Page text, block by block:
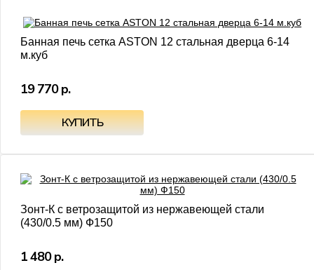
Банная печь сетка ASTON 12 стальная дверца 6-14
м.куб
19 770 р.
Зонт-К с ветрозащитой из нержавеющей стали
(430/0.5 мм) Ф150
1 480 р.